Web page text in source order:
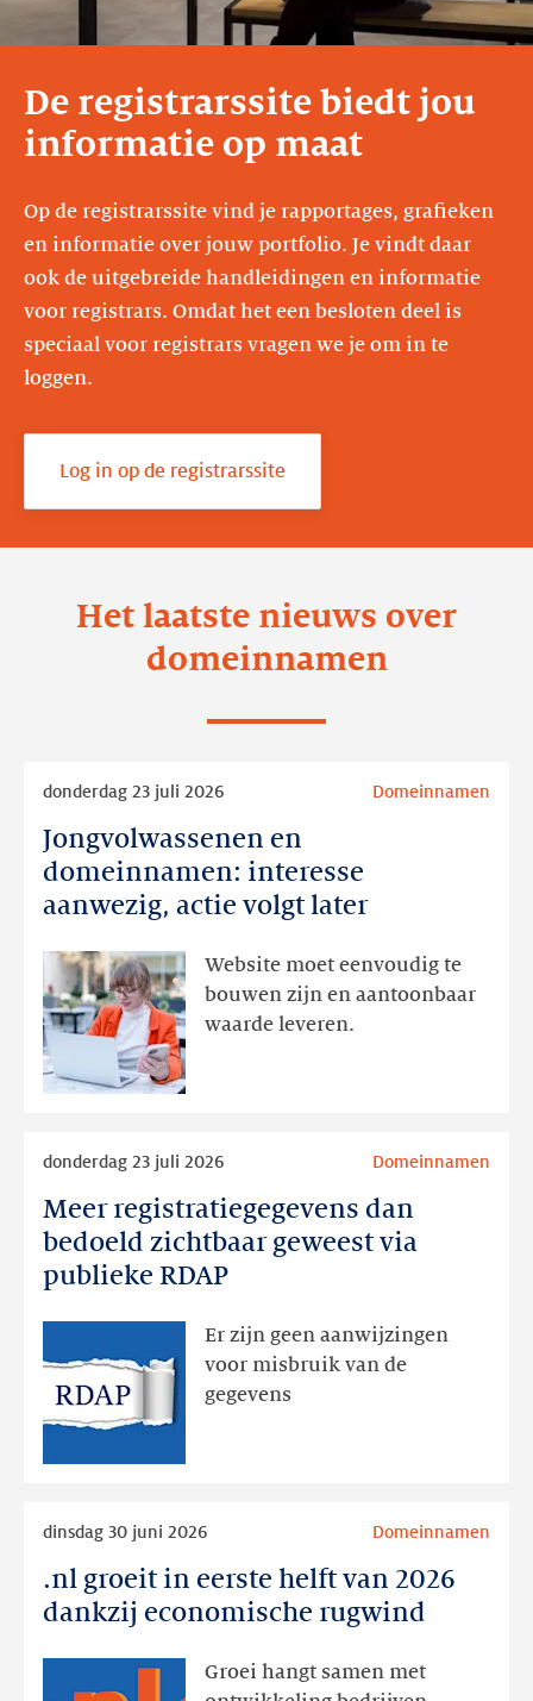
De registrarssite biedt jou
informatie op maat
Op de registrarssite vind je rapportages, grafieken
en informatie over jouw portfolio. Je vindt daar
ook de uitgebreide handleidingen en informatie
voor registrars. Omdat het een besloten deel is
speciaal voor registrars vragen we je om in te
loggen.
Log in op de registrarssite
Het laatste nieuws over
domeinnamen
Jongvolwassenen en
domeinnamen: interesse
aanwezig, actie volgt later
donderdag 23 juli 2026 Domeinnamen
Website moet eenvoudig te
bouwen zijn en aantoonbaar
waarde leveren.
Jongvolwassenen
aanwezig,
actie
volgt
later
Meer registratiegegevens dan
bedoeld zichtbaar geweest via
publieke RDAP
donderdag 23 juli 2026 Domeinnamen
Er zijn geen aanwijzingen
voor misbruik van de
gegevens
Meer
registratiegegevens
bedoeld
zichtbaar
.nl groeit in eerste helft van 2026
dankzij economische rugwind
dinsdag 30 juni 2026 Domeinnamen
Groei hangt samen met
groeit
eerste